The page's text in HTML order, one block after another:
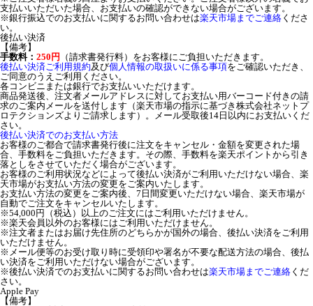
支払いいただいた場合、お支払いの確認ができない場合がございます。
※銀行振込でのお支払いに関するお問い合わせは楽天市場までご連絡 くださ
い。
後払い決済
【備考】
手数料： 250円
（請求書発行料）をお客様にご負担いただきます。
後払い決済ご利用規約及び個人情報の取扱いに係る事項をご確認いただき、
ご同意のうえご利用ください。
各コンビニまたは銀行でお支払いいただけます。
商品発送後、注文者メールアドレスに対してお支払い用バーコード付きの請
求のご案内メールを送付します（楽天市場の指示に基づき株式会社ネットプ
ロテクションズよりご請求します）。メール受取後14日以内にお支払いくだ
さい。
後払い決済でのお支払い方法
お客様のご都合で請求書発行後に注文をキャンセル・金額を変更された場
合、手数料をご負担いただきます。その際、手数料を楽天ポイントから引き
落としをさせていただく場合がございます。
お客様のご利用状況などによって後払い決済がご利用いただけない場合、楽
天市場がお支払い方法の変更をご案内いたします。
お支払い方法の変更をご案内後、7日間変更いただけない場合、楽天市場が
自動でご注文をキャンセルいたします。
※54,000円（税込）以上のご注文にはご利用いただけません。
※楽天会員以外のお客様にはご利用いただけません。
※注文者またはお届け先住所のどちらかが国外の場合、後払い決済をご利用
いただけません。
※メール便等のお受け取り時に受領印や署名が不要な配送方法の場合、後払
い決済をご利用いただけない場合がございます。
※後払い決済でのお支払いに関するお問い合わせは楽天市場までご連絡 くだ
さい。
Apple Pay
【備考】